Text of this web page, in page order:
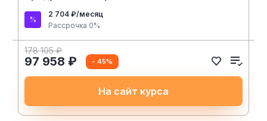
2 704 ₽/месяц
Рассрочка 0%
178 105 ₽
97 958 ₽ - 45%
На сайт курса